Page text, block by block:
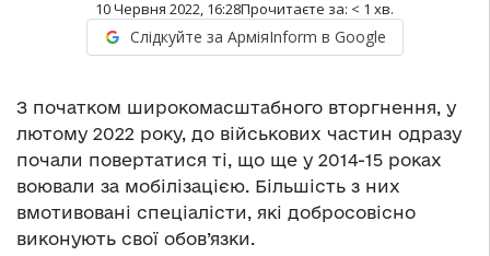
10 Червня 2022, 16:28Прочитаєте за: < 1 хв.
Слідкуйте за АрміяInform в Google
З початком широкомасштабного вторгнення, у
лютому 2022 року, до військових частин одразу
почали повертатися ті, що ще у 2014-15 роках
воювали за мобілізацією. Більшість з них
вмотивовані спеціалісти, які добросовісно
виконують свої обов’язки.